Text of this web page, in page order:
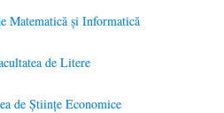
Matematică şi Informatică
de Litere
de Științe Economice